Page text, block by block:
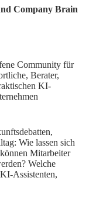
Company Brain
Community für
Berater,
KI-
Wie lassen sich
Mitarbeiter
Welche
Assistenten,